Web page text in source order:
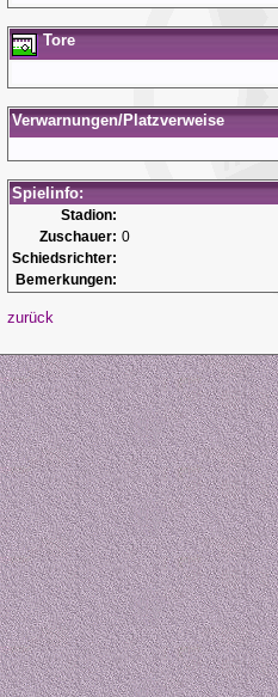
Tore
Verwarnungen/Platzverweise
Spielinfo:
Stadion:
Zuschauer: 0
Schiedsrichter:
Bemerkungen:
zurück